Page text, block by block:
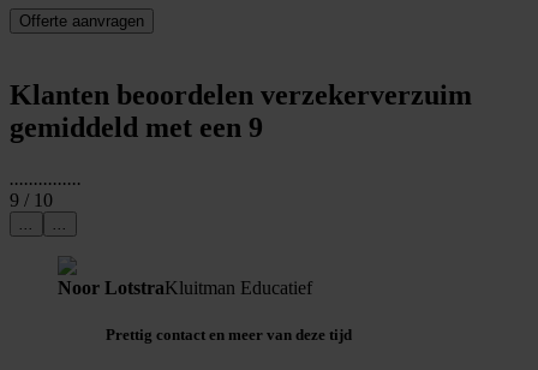
Offerte aanvragen
Klanten beoordelen verzekerverzuim
gemiddeld met een 9
...............
9 / 10
... ...
Noor LotstraKluitman Educatief
Prettig contact en meer van deze tijd